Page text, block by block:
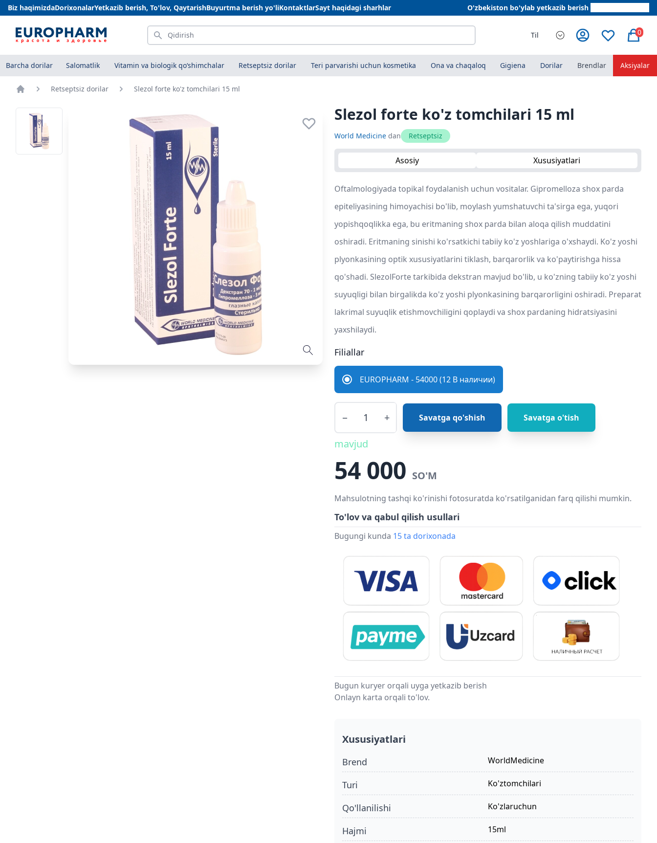
Biz haqimizdaDorixonalarYetkazib berish, To'lov, QaytarishBuyurtma berish yo'liKontaktlarSayt haqidagi sharhlar O'zbekiston bo'ylab yetkazib berish
Qidirish Til 0
Barcha dorilar Salomatlik Vitamin va biologik qo‘shimchalar Retseptsiz dorilar Teri parvarishi uchun kosmetika Ona va chaqaloq Gigiena Dorilar Brendlar Aksiyalar
Retseptsiz dorilar Slezol forte ko'z tomchilari 15 ml
Slezol forte ko'z tomchilari 15 ml
World Medicine dan Retseptsiz
Asosiy Xususiyatlari
Oftalmologiyada topikal foydalanish uchun vositalar. Gipromelloza shox parda
epiteliyasining himoyachisi bo'lib, moylash yumshatuvchi ta'sirga ega, yuqori
yopishqoqlikka ega, bu eritmaning shox parda bilan aloqa qilish muddatini
oshiradi. Eritmaning sinishi ko'rsatkichi tabiiy ko'z yoshlariga o'xshaydi. Ko'z yoshi
plyonkasining optik xususiyatlarini tiklash, barqarorlik va ko'paytirishga hissa
qo'shadi. SlezolForte tarkibida dekstran mavjud bo'lib, u ko'zning tabiiy ko'z yoshi
suyuqligi bilan birgalikda ko'z yoshi plyonkasining barqarorligini oshiradi. Preparat
lakrimal suyuqlik etishmovchiligini qoplaydi va shox pardaning hidratsiyasini
yaxshilaydi.
Filiallar
EUROPHARM - 54000 (12 В наличии)
− + Savatga qo'shish Savatga o'tish
mavjud
54 000 SO'M
Mahsulotning tashqi ko'rinishi fotosuratda ko'rsatilganidan farq qilishi mumkin.
To'lov va qabul qilish usullari
Bugungi kunda 15 ta dorixonada
Bugun kuryer orqali uyga yetkazib berish
Onlayn karta orqali to'lov.
Xususiyatlari
Brend WorldMedicine
turi ko'ztomchilari
qo'llanilishi ko'zlaruchun
hajmi 15ml